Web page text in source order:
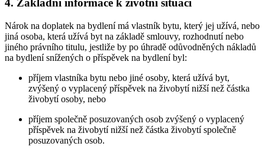
4. Základní informace k životní situaci
Nárok na doplatek na bydlení má vlastník bytu, který jej užívá, nebo
jiná osoba, která užívá byt na základě smlouvy, rozhodnutí nebo
jiného právního titulu, jestliže by po úhradě odůvodněných nákladů
na bydlení snížených o příspěvek na bydlení byl:
příjem vlastníka bytu nebo jiné osoby, která užívá byt,
zvýšený o vyplacený příspěvek na živobytí nižší než částka
živobytí osoby, nebo
příjem společně posuzovaných osob zvýšený o vyplacený
příspěvek na živobytí nižší než částka živobytí společně
posuzovaných osob.